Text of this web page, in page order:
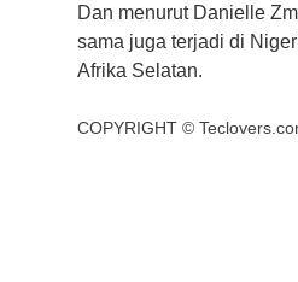
Dan menurut Danielle
sama juga terjadi di
Afrika Selatan.
COPYRIGHT ©